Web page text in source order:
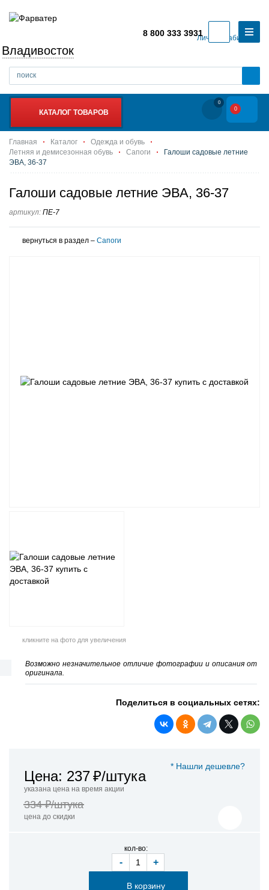
Личный кабинет
Владивосток
8 800 333 3931
КАТАЛОГ ТОВАРОВ
0
0
Главная Каталог
Одежда и обувь
Летняя и демисезонная обувь
Сапоги
Галоши садовые летние
ЭВА, 36-37
Галоши садовые летние ЭВА, 36-37
артикул: ПЕ-7
вернуться в раздел – Сапоги
кликните на фото для увеличения
Возможно незначительное отличие фотографии и описания от
оригинала.
Поделиться в социальных сетях:
* Нашли дешевле?
Цена: 237₽/штука
указана цена на время акции
334 ₽/штука
цена до скидки
кол-во:
- +